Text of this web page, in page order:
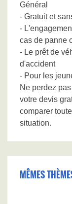
Général
- Gratuit et
-
cas de panne
- Le prêt de
d'accident
- Pour les
Ne perdez
votre devis
comparer
situation.
MÊMES